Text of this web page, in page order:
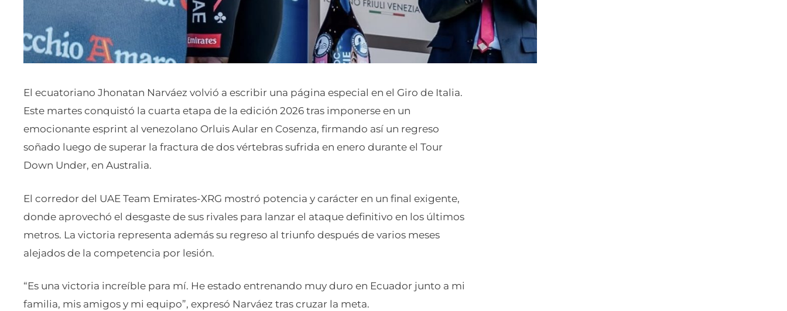
El ecuatoriano Jhonatan Narváez volvió a escribir una página especial en el Giro de Italia.
Este martes conquistó la cuarta etapa de la edición 2026 tras imponerse en un
emocionante esprint al venezolano Orluis Aular en Cosenza, firmando así un regreso
soñado luego de superar la fractura de dos vértebras sufrida en enero durante el Tour
Down Under, en Australia.
El corredor del UAE Team Emirates-XRG mostró potencia y carácter en un final exigente,
donde aprovechó el desgaste de sus rivales para lanzar el ataque definitivo en los últimos
metros. La victoria representa además su regreso al triunfo después de varios meses
alejados de la competencia por lesión.
“Es una victoria increíble para mí. He estado entrenando muy duro en Ecuador junto a mi
familia, mis amigos y mi equipo”, expresó Narváez tras cruzar la meta.